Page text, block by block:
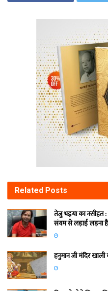
Related Posts
तेजु भइया का नसीहत
संयम से लड़ाई लड़ना है
हनुमान जी मंदिर खाली